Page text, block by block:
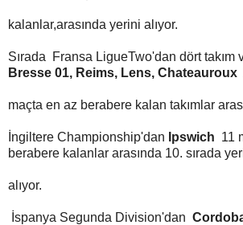
kalanlar,arasında yerini alıyor.
Sırada Fransa LigueTwo'dan dört takım
Bresse 01, Reims, Lens, Chateauroux
maçta en az berabere kalan takımlar
İngiltere Championship'dan Ipswich 11
berabere kalanlar arasında 10. sırada
alıyor.
İspanya Segunda Division'dan